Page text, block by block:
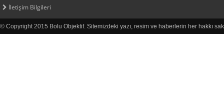
İletişim Bilgileri
© Copyright 2015 Bolu Objektif. Sitemizdeki yazı, resim ve haberlerin her hakkı